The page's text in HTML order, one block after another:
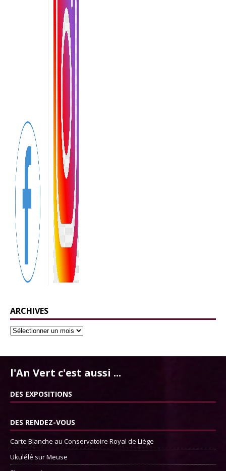
ARCHIVES
l'An Vert c'est aussi ...
DES EXPOSITIONS
DES RENDEZ-VOUS
Carte Blanche au Conservatoire Royal de Liège
Ukulélé sur Meuse